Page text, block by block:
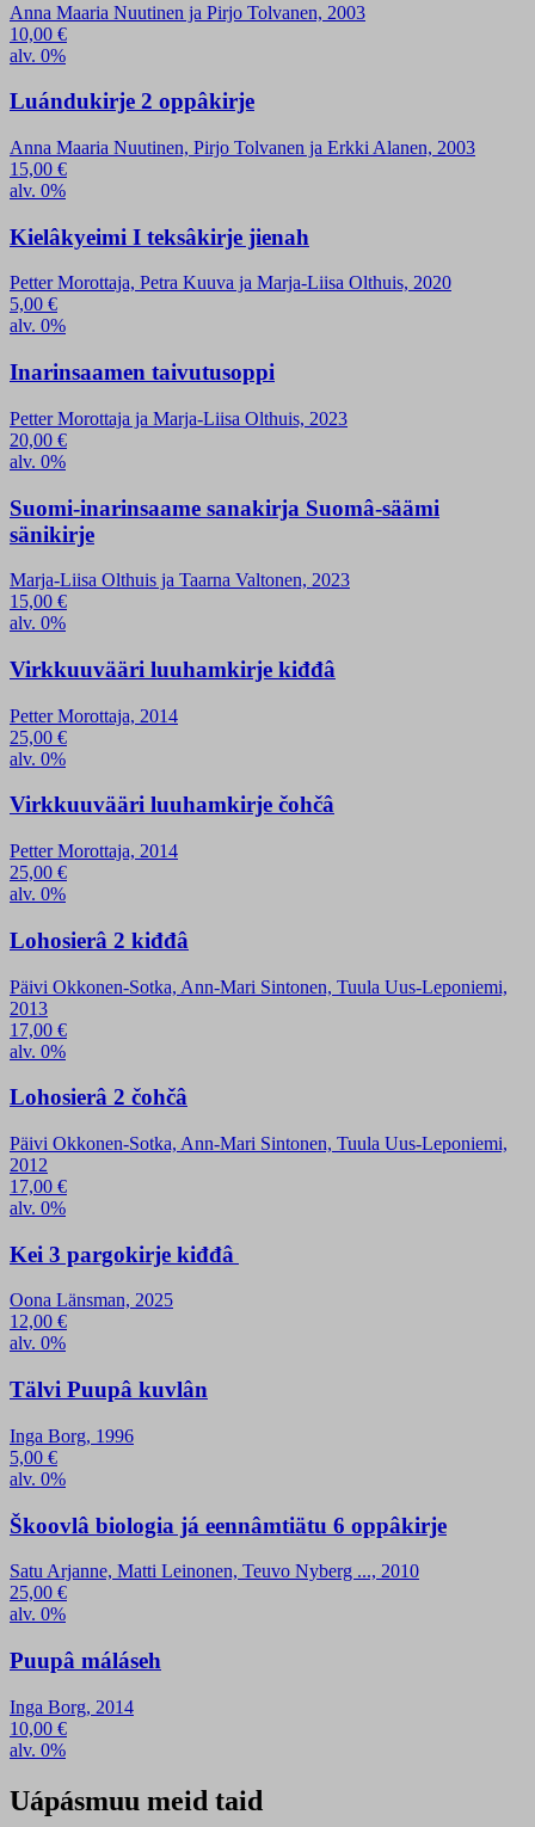
Anna Maaria Nuutinen ja Pirjo Tolvanen, 2003
10,00 €
alv. 0%
Luándukirje 2 oppâkirje
Anna Maaria Nuutinen, Pirjo Tolvanen ja Erkki Alanen, 2003
15,00 €
alv. 0%
Kielâkyeimi I teksâkirje jienah
Petter Morottaja, Petra Kuuva ja Marja-Liisa Olthuis, 2020
5,00 €
alv. 0%
Inarinsaamen taivutusoppi
Petter Morottaja ja Marja-Liisa Olthuis, 2023
20,00 €
alv. 0%
Suomi-inarinsaame sanakirja Suomâ-säämi
sänikirje
Marja-Liisa Olthuis ja Taarna Valtonen, 2023
15,00 €
alv. 0%
Virkkuuvääri luuhamkirje kiđđâ
Petter Morottaja, 2014
25,00 €
alv. 0%
Virkkuuvääri luuhamkirje čohčâ
Petter Morottaja, 2014
25,00 €
alv. 0%
Lohosierâ 2 kiđđâ
Päivi Okkonen-Sotka, Ann-Mari Sintonen, Tuula Uus-Leponiemi,
2013
17,00 €
alv. 0%
Lohosierâ 2 čohčâ
Päivi Okkonen-Sotka, Ann-Mari Sintonen, Tuula Uus-Leponiemi,
2012
17,00 €
alv. 0%
Kei 3 pargokirje kiđđâ
Oona Länsman, 2025
12,00 €
alv. 0%
Tälvi Puupâ kuvlân
Inga Borg, 1996
5,00 €
alv. 0%
Škoovlâ biologia já eennâmtiätu 6 oppâkirje
Satu Arjanne, Matti Leinonen, Teuvo Nyberg ..., 2010
25,00 €
alv. 0%
Puupâ máláseh
Inga Borg, 2014
10,00 €
alv. 0%
Uápásmuu meid taid